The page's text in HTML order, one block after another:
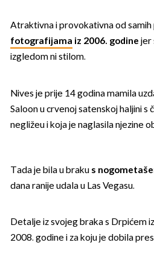
Atraktivna i provokativna od
fotografijama iz 2006. godine jer
izgledom ni stilom.
Nives je prije 14 godina mamila
Saloon u crvenoj satenskoj haljini
negližeu i koja je naglasila njezine
Tada je bila u braku s
dana ranije udala u Las Vegasu.
Detalje iz svojeg braka s Drpićem
2008. godine i za koju je dobila